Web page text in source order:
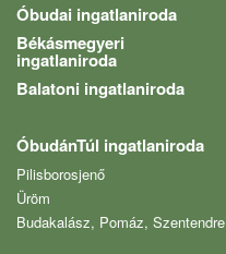
Óbudai ingatlaniroda
Békásmegyeri
ingatlaniroda
Balatoni ingatlaniroda
ÓbudánTúl ingatlaniroda
Pilisborosjenő
Üröm
Budakalász, Pomáz, Szentendre